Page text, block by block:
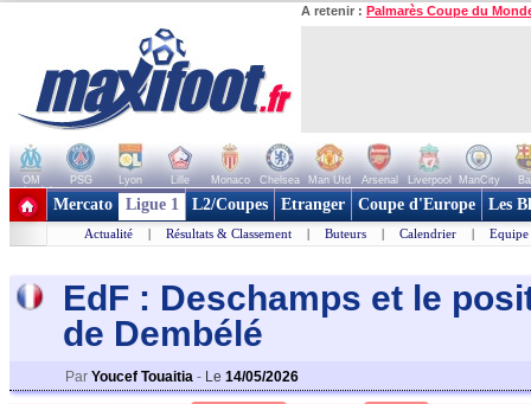
A retenir : Palmarès Coupe du
OM PSG Lyon Lille Monaco Chelsea Man Utd Arsenal Liverpool ManCity
+ de clubs
Mercato Ligue 1 L2/Coupes Etranger Coupe d'Europe Les
Actualité | Résultats & Classement | Buteurs | Calendrier | Equipe
EdF : Deschamps et le
de Dembélé
Par Youcef Touaitia - Le 14/05/2026